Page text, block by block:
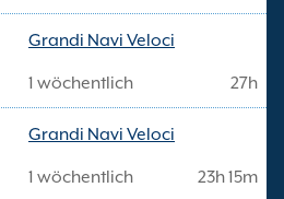
Grandi Navi Veloci
1 wöchentlich 27h
Grandi Navi Veloci
1 wöchentlich 23h 15m